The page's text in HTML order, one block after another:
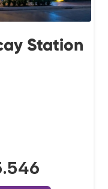
Station